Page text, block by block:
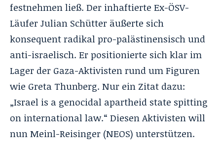
festnehmen ließ. Der inhaftierte Ex-ÖSV-
Läufer Julian Schütter äußerte sich
konsequent radikal pro-palästinensisch und
anti-israelisch. Er positionierte sich klar im
Lager der Gaza-Aktivisten rund um Figuren
wie Greta Thunberg. Nur ein Zitat dazu:
„Israel is a genocidal apartheid state spitting
on international law.“ Diesen Aktivisten will
nun Meinl-Reisinger (NEOS) unterstützen.